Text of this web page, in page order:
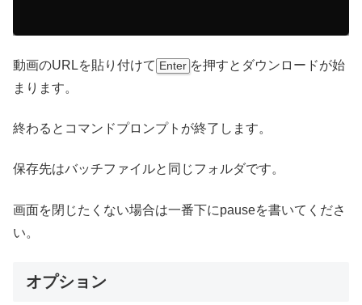
動画のURLを貼り付けて Enter を押すとダウンロードが始
まります。
終わるとコマンドプロンプトが終了します。
保存先はバッチファイルと同じフォルダです。
画面を閉じたくない場合は一番下にpauseを書いてくださ
い。
オプション